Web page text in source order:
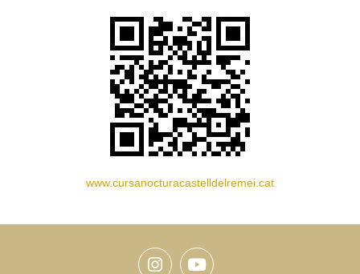
www.cursanocturacastelldelremei.cat
InstagramYoutube